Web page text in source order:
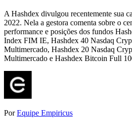
A Hashdex divulgou recentemente sua
2022. Nela a gestora comenta sobre o
performance e posições dos fundos
Index FIM IE, Hashdex 40 Nasdaq
Multimercado, Hashdex 20 Nasdaq
Multimercado e Hashdex Bitcoin Full
PorEquipe Empiricus